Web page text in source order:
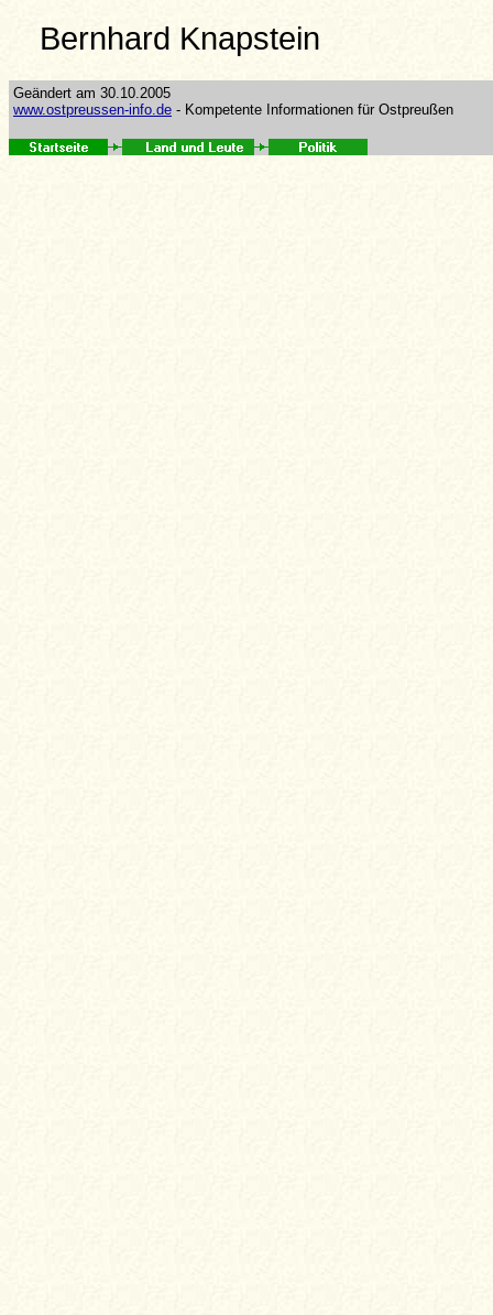
Bernhard Knapstein
Geändert am 30.10.2005
www.ostpreussen-info.de - Kompetente Informationen für Ostpreußen